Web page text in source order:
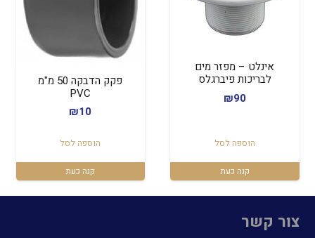
אינלט – מפזר מים
לבריכות פיברגלס
₪90
הוספה לסל
קנה כעת
פקק הדבקה 50 מ"מ
PVC
₪10
הוספה לסל
קנה כעת
צור קשר